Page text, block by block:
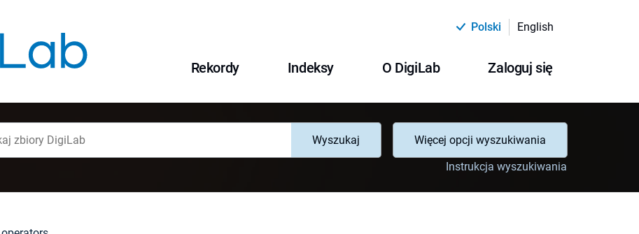
Polski English
Rekordy Indeksy O DigiLab Zaloguj się
Wyszukaj
Więcej opcji wyszukiwania
Instrukcja wyszukiwania